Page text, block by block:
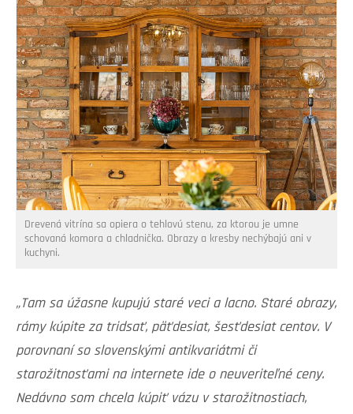
Drevená vitrína sa opiera o tehlovú stenu, za ktorou je umne
schovaná komora a chladnička. Obrazy a kresby nechýbajú ani v
kuchyni.
„Tam sa úžasne kupujú staré veci a lacno. Staré obrazy,
rámy kúpite za tridsať, päťdesiat, šesťdesiat centov. V
porovnaní so slovenskými antikvariátmi či
starožitnosťami na internete ide o neuveriteľné ceny.
Nedávno som chcela kúpiť vázu v starožitnostiach,